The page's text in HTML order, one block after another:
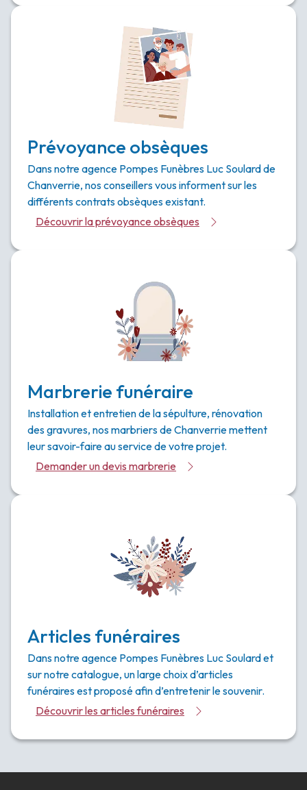
Prévoyance obsèques
Dans notre agence Pompes Funèbres Luc Soulard de
Chanverrie, nos conseillers vous informent sur les
différents contrats obsèques existant.
Découvrir la prévoyance obsèques
Marbrerie funéraire
Installation et entretien de la sépulture, rénovation
des gravures, nos marbriers de Chanverrie mettent
leur savoir-faire au service de votre projet.
Demander un devis marbrerie
Articles funéraires
Dans notre agence Pompes Funèbres Luc Soulard et
sur notre catalogue, un large choix d’articles
funéraires est proposé afin d’entretenir le souvenir.
Découvrir les articles funéraires